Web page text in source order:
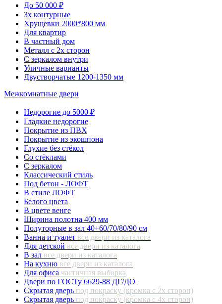
До 50 000 ₽
3х контурные
Хрущевки 2000*800 мм
Для квартир
В частный дом
Металл с 2х сторон
С зеркалом внутри
Уличные варианты
Двустворчатые 1200-1350 мм
Межкомнатные двери
Недорогие до 5000 ₽
Гладкие недорогие
Покрытие из ПВХ
Покрытие из экошпона
Глухие без стёкол
Со стёклами
С зеркалом
Классический стиль
Под бетон - ЛОФТ
В стиле ЛОФТ
Белого цвета
В цвете венге
Ширина полотна 400 мм
Полуторные в зал 40+60/70/80/90 см
Ванна и туалет все двери из каталога
Для детской все двери из каталога
В зал все двери из каталога
На кухню все двери из каталога
Для офиса частичная выборка
Двери по ГОСТу 6629-88 ДГ/ДО
Скрытая дверь под покраску (кромка с 2х сторон)
Скрытая дверь под покраску (кромка с 4х сторон)